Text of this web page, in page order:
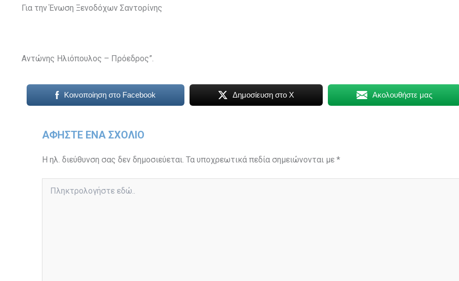
Για την Ένωση Ξενοδόχων Σαντορίνης
Αντώνης Ηλιόπουλος – Πρόεδρος”.
Κοινοποίηση στο Facebook Δημοσίευση στο X Ακολουθήστε μας
ΑΦΉΣΤΕ ΈΝΑ ΣΧΌΛΙΟ
Η ηλ. διεύθυνση σας δεν δημοσιεύεται. Τα υποχρεωτικά πεδία σημειώνονται με *
εδώ..